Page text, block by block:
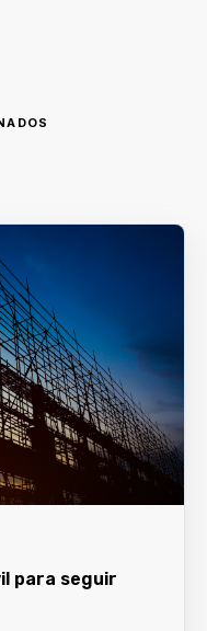
para seguir